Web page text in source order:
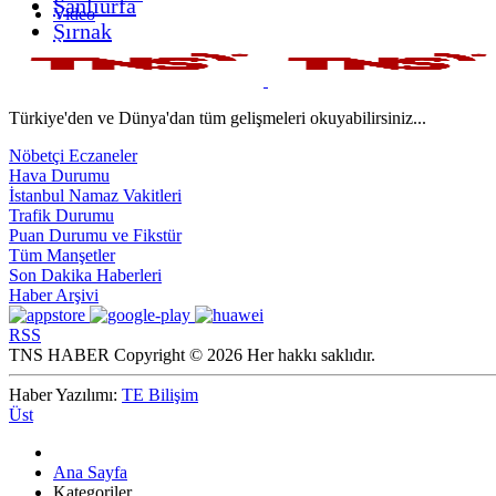
Şanlıurfa
Şırnak
Video
Türkiye'den ve Dünya'dan tüm gelişmeleri okuyabilirsiniz...
Nöbetçi Eczaneler
Hava Durumu
İstanbul Namaz Vakitleri
Trafik Durumu
Puan Durumu ve Fikstür
Tüm Manşetler
Son Dakika Haberleri
Haber Arşivi
RSS
TNS HABER Copyright © 2026 Her hakkı saklıdır.
Haber Yazılımı: TE Bilişim
Üst
Ana Sayfa